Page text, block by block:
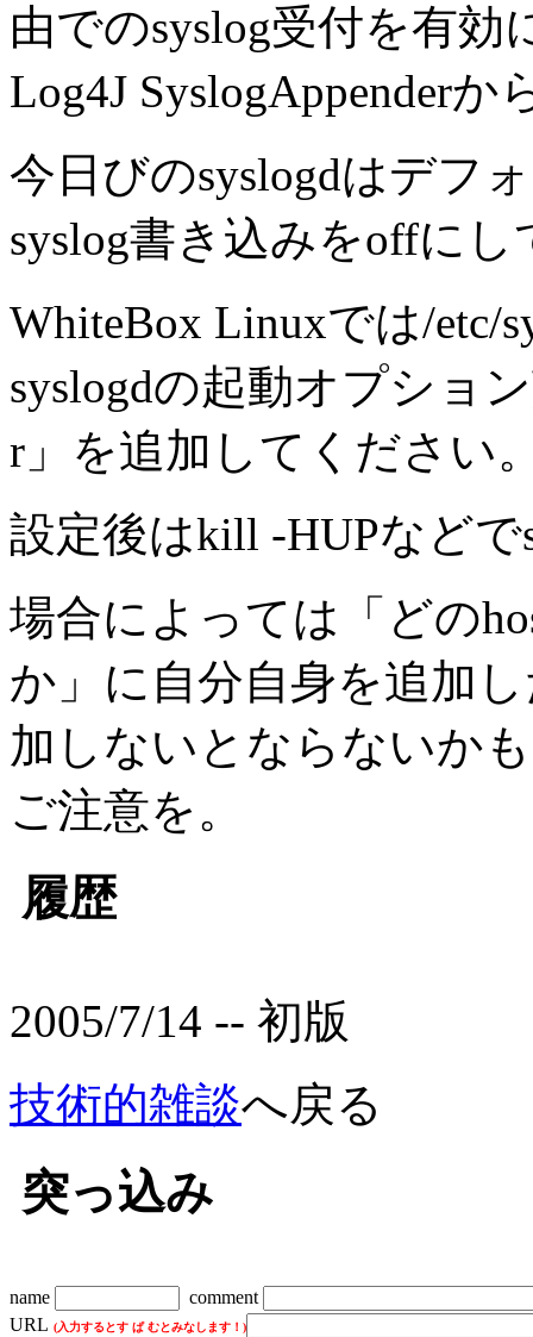
由でのsyslog受付を有
Log4J SyslogAppender
今日びのsyslogdはデフ
syslog書き込みをoffに
WhiteBox Linuxでは/etc/
syslogdの起動オプショ
r」を追加してください
設定後はkill -HUPなど
場合によっては「どの
か」に自分自身を追加
加しないとならないか
ご注意を。
履歴
2005/7/14 -- 初版
技術的雑談へ戻る
突っ込み
name
comment
URL (入力するとす ぱ むとみなします！)